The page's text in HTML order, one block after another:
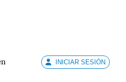
femenino José
INICIAR SESIÓN